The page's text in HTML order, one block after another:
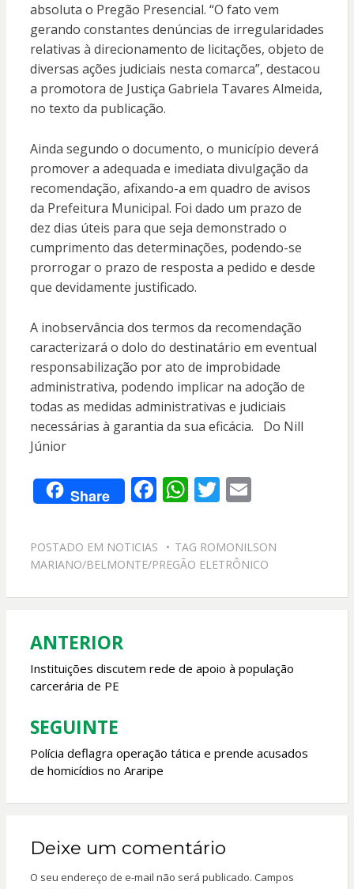
absoluta o Pregão Presencial. “O fato vem
gerando constantes denúncias de irregularidades
relativas à direcionamento de licitações, objeto de
diversas ações judiciais nesta comarca”, destacou
a promotora de Justiça Gabriela Tavares Almeida,
no texto da publicação.
Ainda segundo o documento, o município deverá
promover a adequada e imediata divulgação da
recomendação, afixando-a em quadro de avisos
da Prefeitura Municipal. Foi dado um prazo de
dez dias úteis para que seja demonstrado o
cumprimento das determinações, podendo-se
prorrogar o prazo de resposta a pedido e desde
que devidamente justificado.
A inobservância dos termos da recomendação
caracterizará o dolo do destinatário em eventual
responsabilização por ato de improbidade
administrativa, podendo implicar na adoção de
todas as medidas administrativas e judiciais
necessárias à garantia da sua eficácia. Do Nill
Júnior
Share F
e
b
o
W
at
s
A
T
itt
er
E
ai
l
POSTADO EM NOTICIAS TAG ROMONILSON
MARIANO/BELMONTE/PREGÃO ELETRÔNICO
Navegação
de
Post
ANTERIOR
Instituições discutem rede de apoio à população
carcerária de PE
SEGUINTE
Polícia deflagra operação tática e prende acusados
de homicídios no Araripe
Deixe um comentário
O seu endereço de e-mail não será publicado. Campos